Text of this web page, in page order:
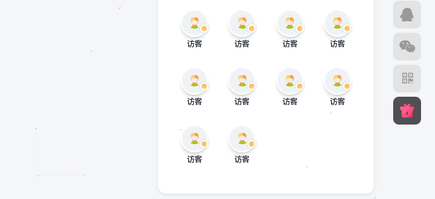
访客 访客 访客 访客
访客 访客 访客 访客
访客 访客